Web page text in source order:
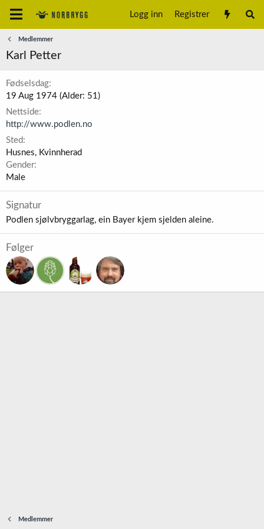
Logg inn Registrer
Medlemmer
Karl Petter
Fødselsdag
19 Aug 1974 (Alder: 51)
Nettside
http://www.podlen.no
Sted
Husnes, Kvinnherad
Gender
Male
Signatur
Podlen sjølvbryggarlag, ein Bayer kjem sjelden aleine.
Følger
Medlemmer